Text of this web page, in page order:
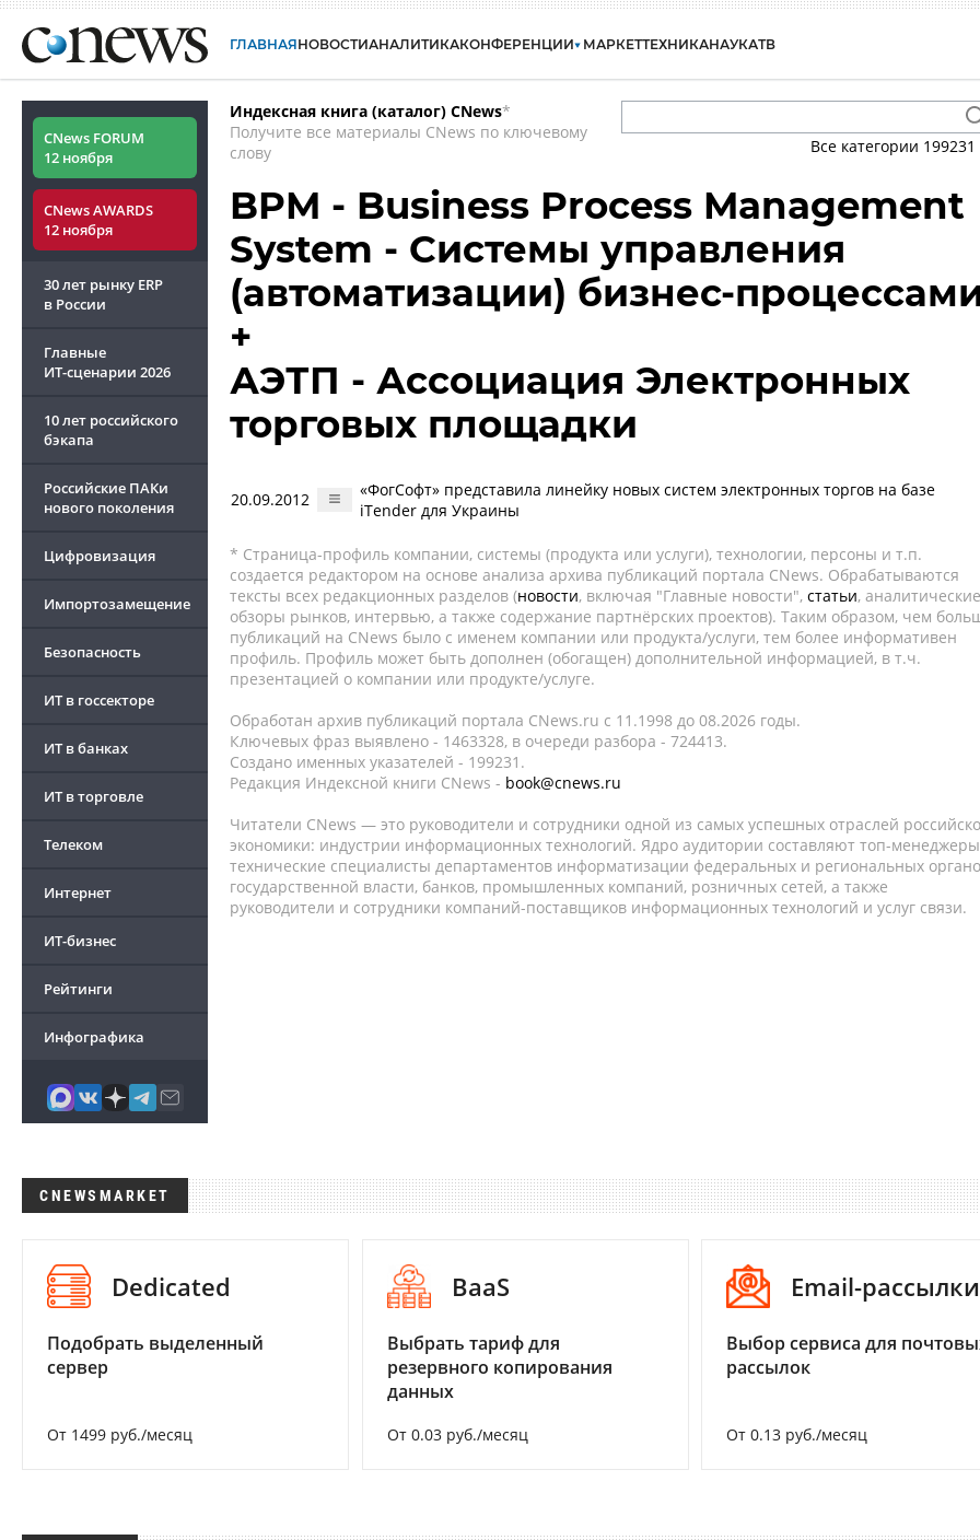
ГЛАВНАЯНОВОСТИАНАЛИТИКАКОНФЕРЕНЦИИ МАРКЕТТЕХНИКАНАУКАТВ
CNews FORUM
12 ноября
CNews AWARDS
12 ноября
30 лет рынку ERP
в России
Главные
ИТ-сценарии 2026
10 лет российского
бэкапа
Российские ПАКи
нового поколения
Цифровизация
Импортозамещение
Безопасность
ИТ в госсекторе
ИТ в банках
ИТ в торговле
Телеком
Интернет
ИТ-бизнес
Рейтинги
Инфографика
Индексная книга (каталог) CNews*
Получите все материалы CNews по ключевому
слову
Все категории 199231
BPM - Business Process Management
System - Системы управления
(автоматизации) бизнес-
+
АЭТП - Ассоциация Электронных
торговых площадки
20.09.2012
«ФогСофт» представила линейку новых систем электронных торгов на базе
iTender для Украины
* Страница-профиль компании, системы (продукта или услуги), технологии, персоны и т.п.
создается редактором на основе анализа архива публикаций портала CNews. Обрабатываются
тексты всех редакционных разделов (новости, включая "Главные новости", статьи, аналитические
обзоры рынков, интервью, а также содержание партнёрских проектов). Таким образом, чем
публикаций на CNews было с именем компании или продукта/услуги, тем более информативен
профиль. Профиль может быть дополнен (обогащен) дополнительной информацией, в т.ч.
презентацией о компании или продукте/услуге.
Обработан архив публикаций портала CNews.ru c 11.1998 до 08.2026 годы.
Ключевых фраз выявлено - 1463328, в очереди разбора - 724413.
Создано именных указателей - 199231.
Редакция Индексной книги CNews - book@cnews.ru
Читатели CNews — это руководители и сотрудники одной из самых успешных отраслей
экономики: индустрии информационных технологий. Ядро аудитории составляют топ-
технические специалисты департаментов информатизации федеральных и региональных
государственной власти, банков, промышленных компаний, розничных сетей, а также
руководители и сотрудники компаний-поставщиков информационных технологий и услуг связи.
CNEWSMARKET
Dedicated
Подобрать выделенный
сервер
От 1499 руб./месяц
BaaS
Выбрать тариф для
резервного копирования
данных
От 0.03 руб./месяц
Email-рассылки
Выбор сервиса для
рассылок
От 0.13 руб./месяц